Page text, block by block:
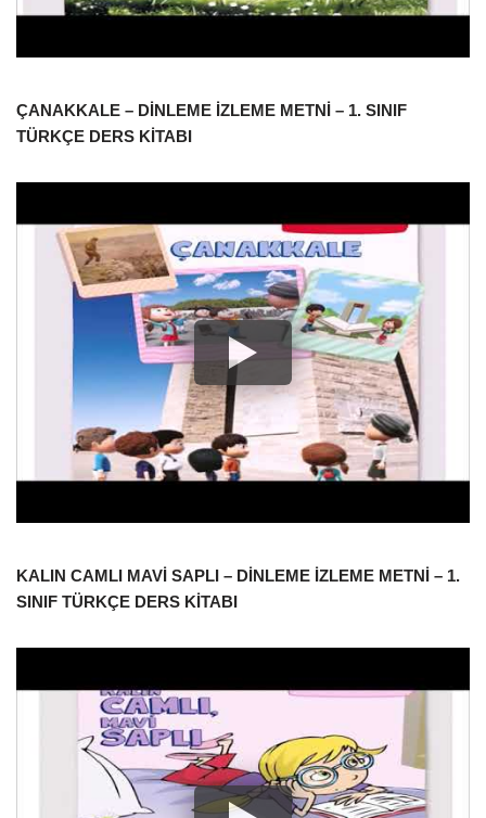
ÇANAKKALE – DİNLEME İZLEME METNİ – 1. SINIF
TÜRKÇE DERS KİTABI
KALIN CAMLI MAVİ SAPLI – DİNLEME İZLEME METNİ – 1.
SINIF TÜRKÇE DERS KİTABI